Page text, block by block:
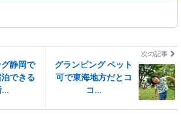
静岡で
できる
...
次の記事
グランピング ペット
可で東海地方だとコ
コ...